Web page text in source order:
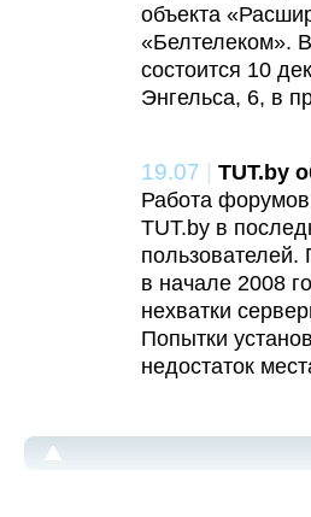
объекта
«Белтелеком».
состоится 10
Энгельса, 6, в
19.07 | TUT.by
Работа форумов
TUT.by в
в начале 2008
нехватки
Попытки
недостаток